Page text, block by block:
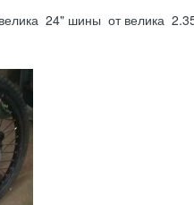
24" шины от велика